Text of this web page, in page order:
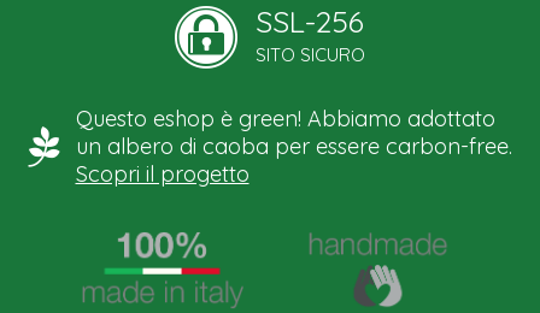
SSL-256
SITO SICURO
Questo eshop è green! Abbiamo adottato
un albero di caoba per essere carbon-free.
Scopri il progetto